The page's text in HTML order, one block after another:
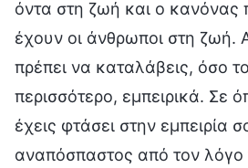
όντα στη ζωή και ο κανόνας
έχουν οι άνθρωποι στη ζωή.
πρέπει να καταλάβεις, όσο
περισσότερο, εμπειρικά. Σε
έχεις φτάσει στην εμπειρία
αναπόσπαστος από τον